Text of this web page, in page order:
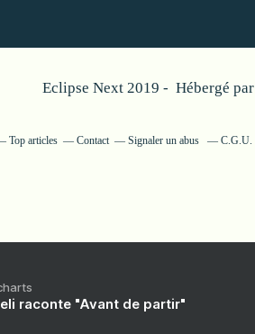
Eclipse Next 2019 - Hébergé par
Top articles Contact Signaler un abus C.G.U.
raconte "Avant de partir"